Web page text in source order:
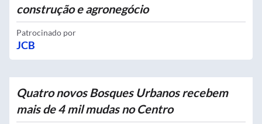
construção e agronegócio
Patrocinado por
JCB
Quatro novos Bosques Urbanos recebem
mais de 4 mil mudas no Centro